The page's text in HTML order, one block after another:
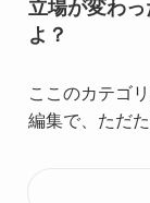
立場が変わ
よ？
ここのカテゴ
編集で、ただ